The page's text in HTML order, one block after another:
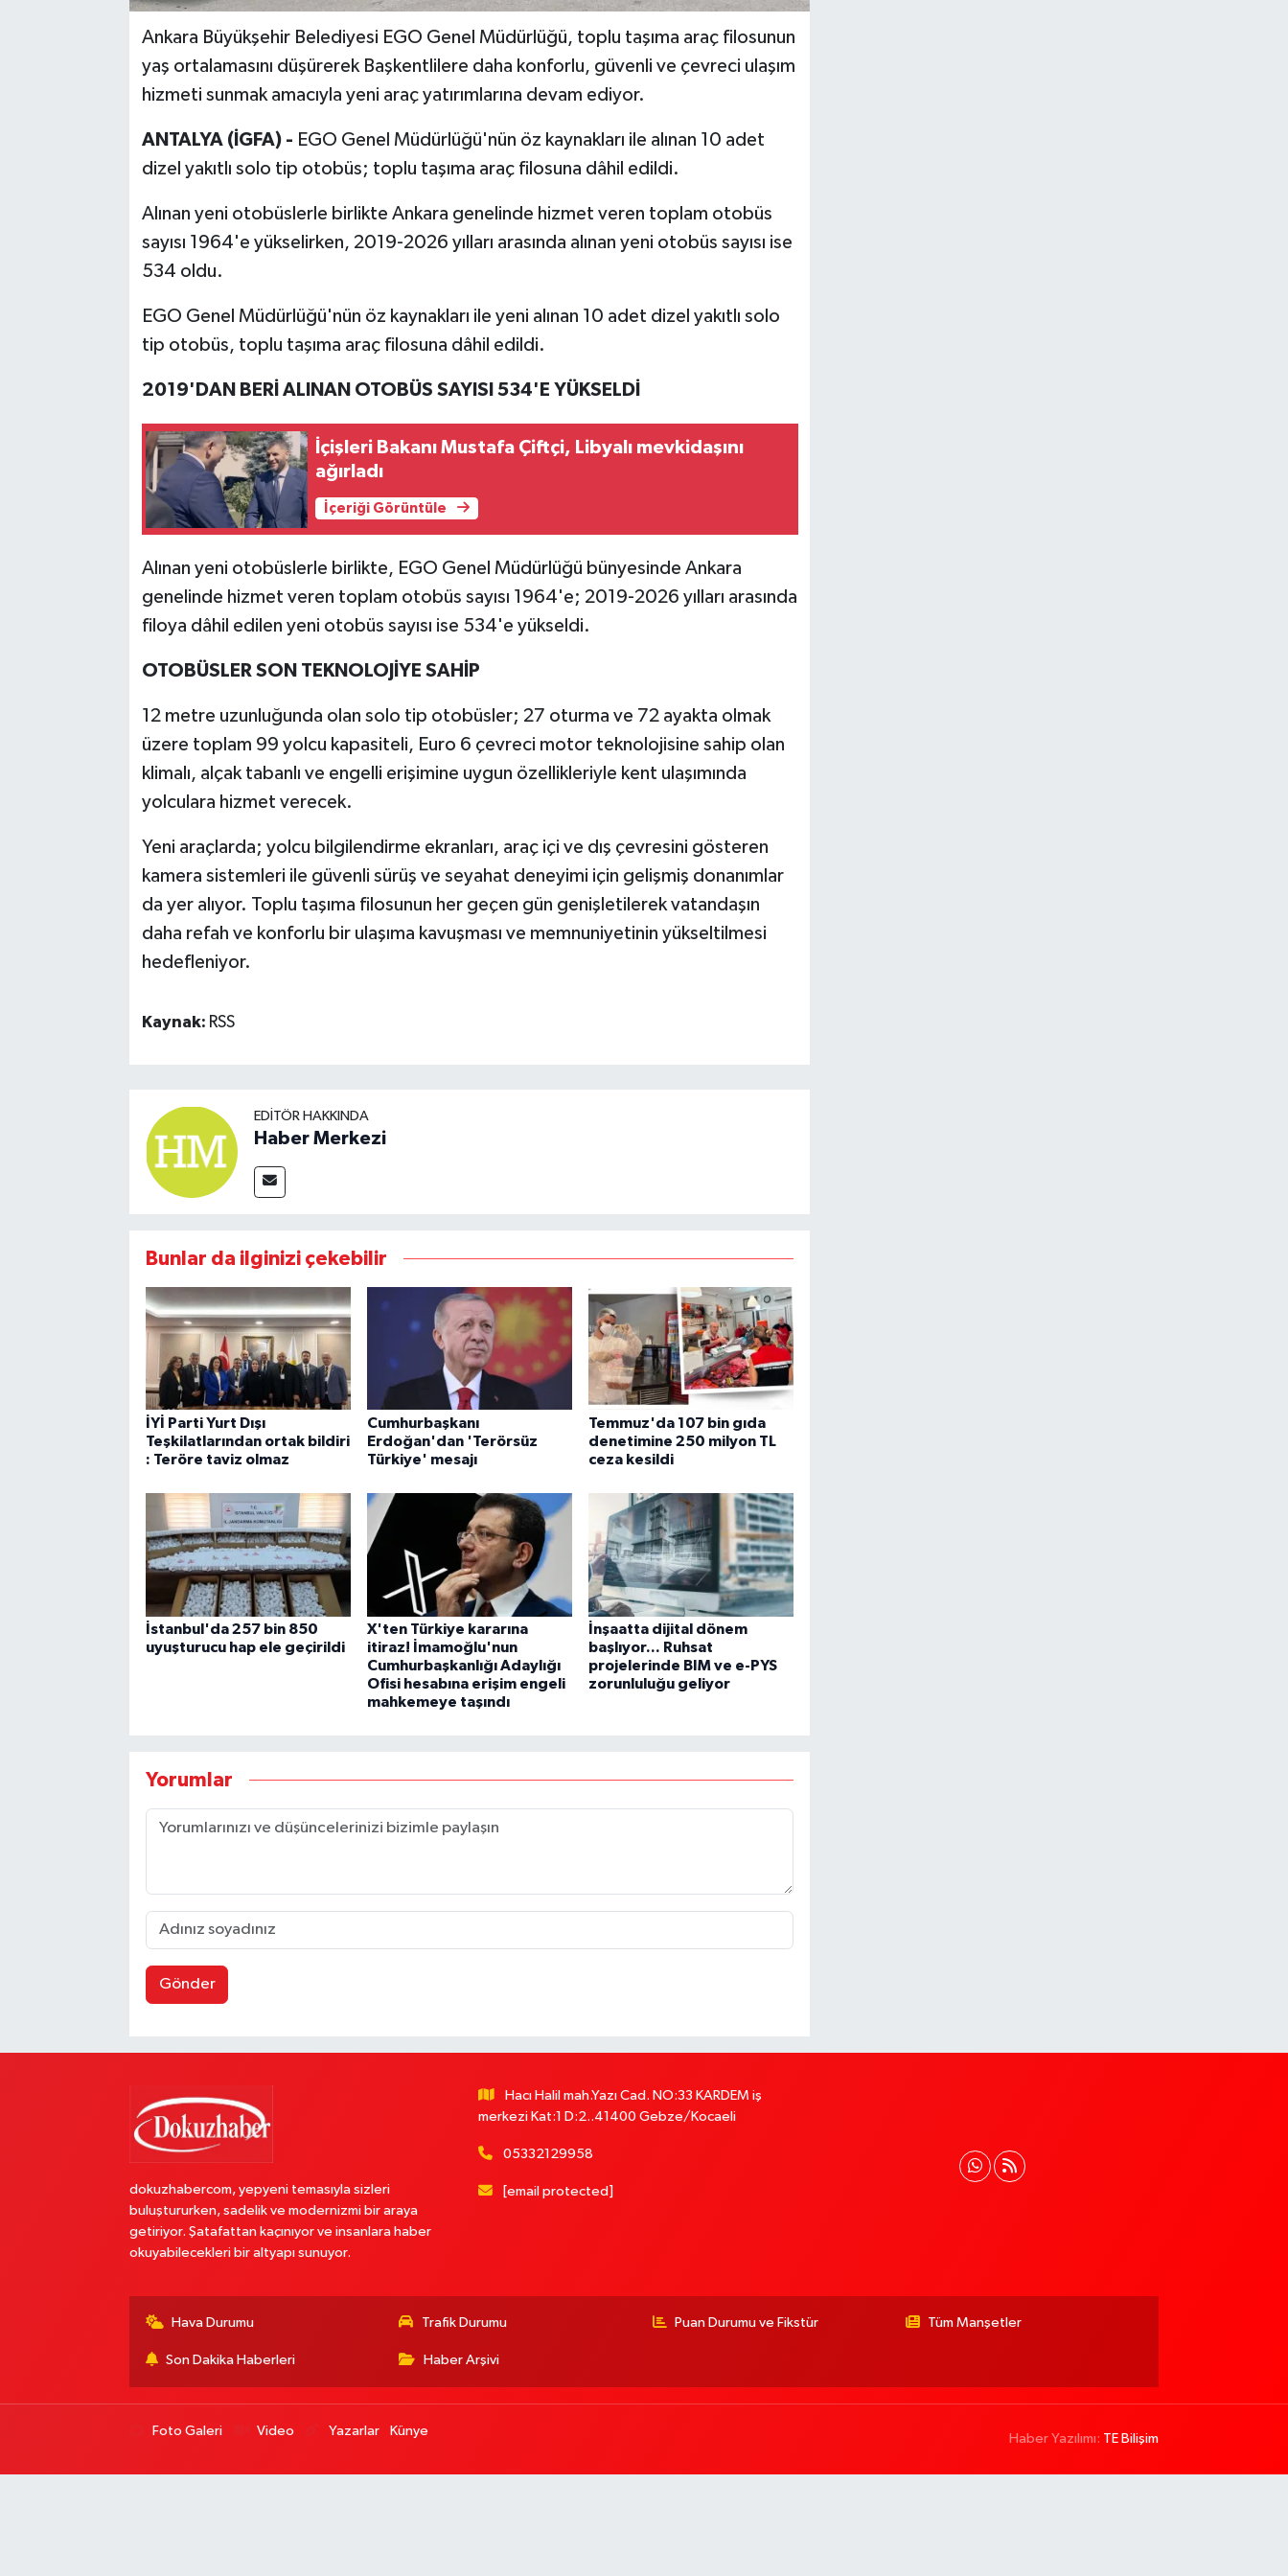
Ankara Büyükşehir Belediyesi EGO Genel Müdürlüğü, toplu taşıma araç filosunun
yaş ortalamasını düşürerek Başkentlilere daha konforlu, güvenli ve çevreci ulaşım
hizmeti sunmak amacıyla yeni araç yatırımlarına devam ediyor.
ANTALYA (İGFA) - EGO Genel Müdürlüğü'nün öz kaynakları ile alınan 10 adet
dizel yakıtlı solo tip otobüs; toplu taşıma araç filosuna dâhil edildi.
Alınan yeni otobüslerle birlikte Ankara genelinde hizmet veren toplam otobüs
sayısı 1964'e yükselirken, 2019-2026 yılları arasında alınan yeni otobüs sayısı ise
534 oldu.
EGO Genel Müdürlüğü'nün öz kaynakları ile yeni alınan 10 adet dizel yakıtlı solo
tip otobüs, toplu taşıma araç filosuna dâhil edildi.
2019'DAN BERİ ALINAN OTOBÜS SAYISI 534'E YÜKSELDİ
İçişleri Bakanı Mustafa Çiftçi, Libyalı mevkidaşını
ağırladı
İçeriği Görüntüle
Alınan yeni otobüslerle birlikte, EGO Genel Müdürlüğü bünyesinde Ankara
genelinde hizmet veren toplam otobüs sayısı 1964'e; 2019-2026 yılları arasında
filoya dâhil edilen yeni otobüs sayısı ise 534'e yükseldi.
OTOBÜSLER SON TEKNOLOJİYE SAHİP
12 metre uzunluğunda olan solo tip otobüsler; 27 oturma ve 72 ayakta olmak
üzere toplam 99 yolcu kapasiteli, Euro 6 çevreci motor teknolojisine sahip olan
klimalı, alçak tabanlı ve engelli erişimine uygun özellikleriyle kent ulaşımında
yolculara hizmet verecek.
Yeni araçlarda; yolcu bilgilendirme ekranları, araç içi ve dış çevresini gösteren
kamera sistemleri ile güvenli sürüş ve seyahat deneyimi için gelişmiş donanımlar
da yer alıyor. Toplu taşıma filosunun her geçen gün genişletilerek vatandaşın
daha refah ve konforlu bir ulaşıma kavuşması ve memnuniyetinin yükseltilmesi
hedefleniyor.
Kaynak: RSS
EDITÖR HAKKINDA
Haber Merkezi
Bunlar da ilginizi çekebilir
İYİ Parti Yurt Dışı
Teşkilatlarından ortak bildiri
: Teröre taviz olmaz
Cumhurbaşkanı
Erdoğan'dan 'Terörsüz
Türkiye' mesajı
Temmuz'da 107 bin gıda
denetimine 250 milyon TL
ceza kesildi
İstanbul'da 257 bin 850
uyuşturucu hap ele geçirildi
X'ten Türkiye kararına
itiraz! İmamoğlu'nun
Cumhurbaşkanlığı Adaylığı
Ofisi hesabına erişim engeli
mahkemeye taşındı
İnşaatta dijital dönem
başlıyor... Ruhsat
projelerinde BIM ve e-PYS
zorunluluğu geliyor
Yorumlar
Gönder
dokuzhabercom, yepyeni temasıyla sizleri
buluştururken, sadelik ve modernizmi bir araya
getiriyor. Şatafattan kaçınıyor ve insanlara haber
okuyabilecekleri bir altyapı sunuyor.
Hacı Halil mah.Yazı Cad. NO:33 KARDEM iş
merkezi Kat:1 D:2..41400 Gebze/Kocaeli
05332129958
[email protected]
Hava Durumu Trafik Durumu Puan Durumu ve Fikstür Tüm Manşetler
Son Dakika Haberleri Haber Arşivi
Foto Galeri Video Yazarlar Künye
Haber Yazılımı: TE Bilişim